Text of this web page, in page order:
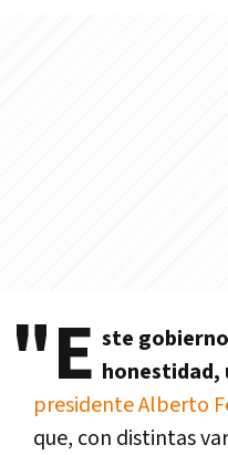
"E ste
presidente Alberto
que, con distintas